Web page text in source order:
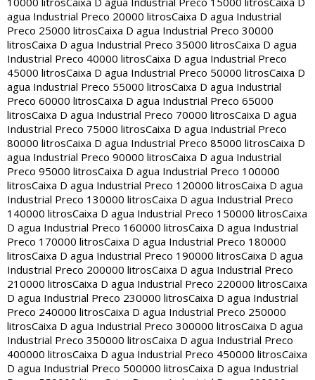
agua Industrial Preco 20000 litrosCaixa D agua Industrial
Preco 25000 litrosCaixa D agua Industrial Preco 30000
litrosCaixa D agua Industrial Preco 35000 litrosCaixa D agua
Industrial Preco 40000 litrosCaixa D agua Industrial Preco
45000 litrosCaixa D agua Industrial Preco 50000 litrosCaixa D
agua Industrial Preco 55000 litrosCaixa D agua Industrial
Preco 60000 litrosCaixa D agua Industrial Preco 65000
litrosCaixa D agua Industrial Preco 70000 litrosCaixa D agua
Industrial Preco 75000 litrosCaixa D agua Industrial Preco
80000 litrosCaixa D agua Industrial Preco 85000 litrosCaixa D
agua Industrial Preco 90000 litrosCaixa D agua Industrial
Preco 95000 litrosCaixa D agua Industrial Preco 100000
litrosCaixa D agua Industrial Preco 120000 litrosCaixa D agua
Industrial Preco 130000 litrosCaixa D agua Industrial Preco
140000 litrosCaixa D agua Industrial Preco 150000 litrosCaixa
D agua Industrial Preco 160000 litrosCaixa D agua Industrial
Preco 170000 litrosCaixa D agua Industrial Preco 180000
litrosCaixa D agua Industrial Preco 190000 litrosCaixa D agua
Industrial Preco 200000 litrosCaixa D agua Industrial Preco
210000 litrosCaixa D agua Industrial Preco 220000 litrosCaixa
D agua Industrial Preco 230000 litrosCaixa D agua Industrial
Preco 240000 litrosCaixa D agua Industrial Preco 250000
litrosCaixa D agua Industrial Preco 300000 litrosCaixa D agua
Industrial Preco 350000 litrosCaixa D agua Industrial Preco
400000 litrosCaixa D agua Industrial Preco 450000 litrosCaixa
D agua Industrial Preco 500000 litrosCaixa D agua Industrial